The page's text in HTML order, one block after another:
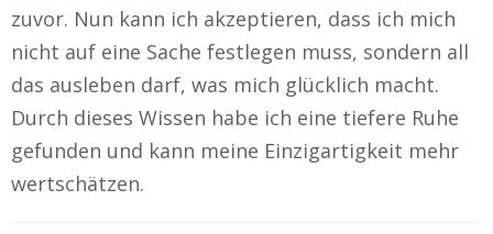
zuvor. Nun kann ich akzeptieren, dass ich mich
nicht auf eine Sache festlegen muss, sondern all
das ausleben darf, was mich glücklich macht.
Durch dieses Wissen habe ich eine tiefere Ruhe
gefunden und kann meine Einzigartigkeit mehr
wertschätzen.